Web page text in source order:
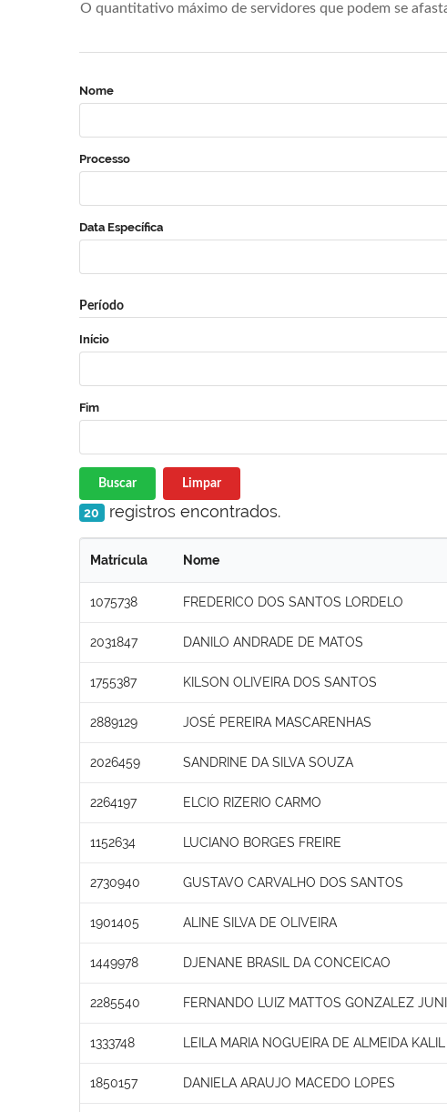
O quantitativo máximo de servidores que podem se
Nome
Processo
Data Específica
Período
Início
Fim
Buscar Limpar
20 registros encontrados.
Matrícula Nome
1075738 FREDERICO DOS SANTOS LORDELO
2031847 DANILO ANDRADE DE MATOS
1755387 KILSON OLIVEIRA DOS SANTOS
2889129 JOSÉ PEREIRA MASCARENHAS
2026459 SANDRINE DA SILVA SOUZA
2264197 ELCIO RIZERIO CARMO
1152634 LUCIANO BORGES FREIRE
2730940 GUSTAVO CARVALHO DOS SANTOS
1901405 ALINE SILVA DE OLIVEIRA
1449978 DJENANE BRASIL DA CONCEICAO
2285540 FERNANDO LUIZ MATTOS GONZALEZ
1333748 LEILA MARIA NOGUEIRA DE ALMEIDA KALIL
1850157 DANIELA ARAUJO MACEDO LOPES